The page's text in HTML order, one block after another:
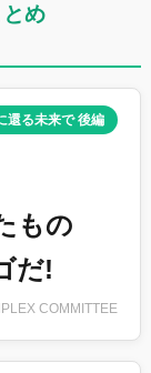
め
還る未来で 後編
もの
だ!
COMMITTEE